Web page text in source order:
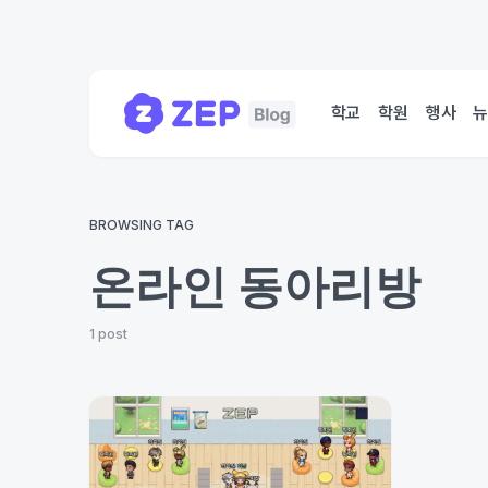
학교 학원 행사
BROWSING TAG
온라인 동아리방
1 post